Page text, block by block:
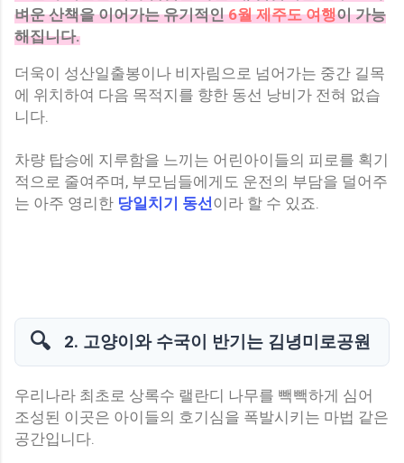
벼운 산책을 이어가는 유기적인6월 제주도 여행이 가능
해집니다.
더욱이 성산일출봉이나 비자림으로 넘어가는 중간 길목
에 위치하여 다음 목적지를 향한 동선 낭비가 전혀 없습
니다.
차량 탑승에 지루함을 느끼는 어린아이들의 피로를 획기
적으로 줄여주며, 부모님들에게도 운전의 부담을 덜어주
는 아주 영리한 당일치기 동선이라 할 수 있죠.
🔍 2. 고양이와 수국이 반기는 김녕미로공원
우리나라 최초로 상록수 랠란디 나무를 빽빽하게 심어
조성된 이곳은 아이들의 호기심을 폭발시키는 마법 같은
공간입니다.